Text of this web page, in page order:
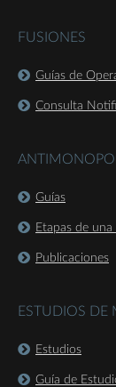
FUSIONES
Guías de
Consulta
Guías
Etapas de
Publicaciones
ESTUDIOS DE
Estudios
Guía de